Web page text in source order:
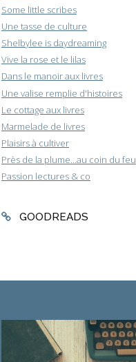
Some little scribes
Une tasse de culture
Shelbylee is daydreaming
Vive la rose et le lilas
Dans le manoir aux livres
Une valise remplie d'histoires
Le cottage aux livres
Marmelade de livres
Plaisirs à cultiver
Près de la plume...au coin du feu
Passion lectures & co
GOODREADS